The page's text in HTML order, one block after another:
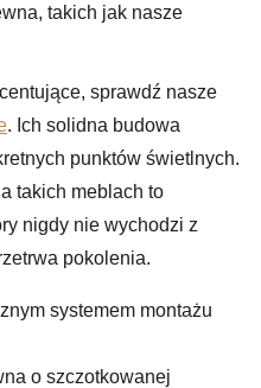
takich jak nasze
sprawdź nasze
. Ich solidna budowa
punktów świetlnych.
takich meblach to
nigdy nie wychodzi z
pokolenia.
systemem montażu
o szczotkowanej